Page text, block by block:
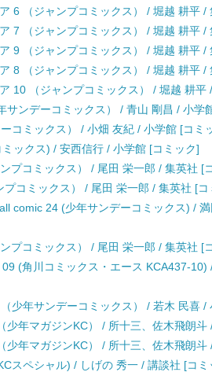
6 （ジャンプコミックス） / 堀越 耕平 /
7 （ジャンプコミックス） / 堀越 耕平 /
9 （ジャンプコミックス） / 堀越 耕平 /
8 （ジャンプコミックス） / 堀越 耕平 /
10 （ジャンプコミックス） / 堀越 耕平
サンデーコミックス） / 青山 剛昌 / 小学
コミックス） / 小畑 友紀 / 小学館 [コミ
ックス) / 安西信行 / 小学館 [コミック]
プコミックス） / 尾田 栄一郎 / 集英社 [
プコミックス） / 尾田 栄一郎 / 集英社 [コ
comic 24 (少年サンデーコミックス) /
プコミックス） / 尾田 栄一郎 / 集英社 [
(角川コミックス・エース KCA437-
少年サンデーコミックス） / 若木 民喜 /
少年マガジンKC） / 所十三、佐木飛朗斗
少年マガジンKC） / 所十三、佐木飛朗斗
スペシャル) / しげの 秀一 / 講談社 [コミ